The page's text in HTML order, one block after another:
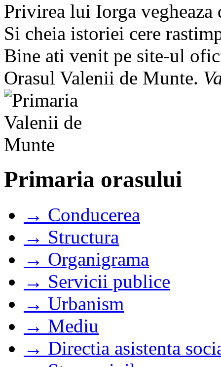
Privirea lui Iorga
Si cheia istoriei cere
Bine ati venit pe site-ul
Orasul Valenii de Munte.
Primaria orasului
→ Conducerea
→ Structura
→ Organigrama
→ Servicii publice
→ Urbanism
→ Mediu
→ Directia asistenta